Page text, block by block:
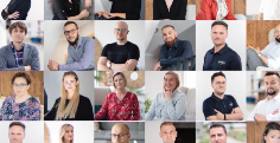
OFERTA
KARIERA
KONTAKT